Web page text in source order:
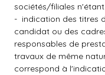
sociétés/filiales
- indication des titres
candidat ou des
responsables de
travaux de même
correspond à